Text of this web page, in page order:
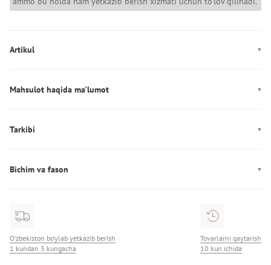
Artikul
Mahsulot haqida ma'lumot
Dekor: Logotip
Tarkibi
Bichim va fason
O‘zbekiston bo‘ylab yetkazib berish
1 kundan 3 kungacha
Tovarlarni qaytarish
10 kun ichida